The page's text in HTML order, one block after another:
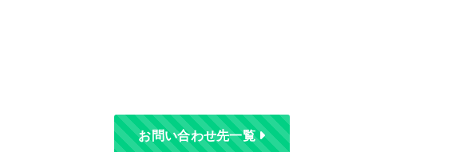
お問い合わせ先一覧